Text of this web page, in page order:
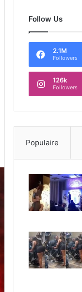
Follow Us
2.1M
Followers
126k
Followers
Populaire